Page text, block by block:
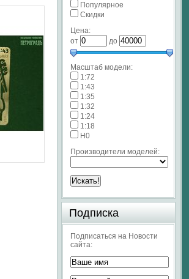
Популярное
Скидки
Цена:
от
до
Масштаб модели:
1:72
1:43
1:35
1:32
1:24
1:18
H0
Производители моделей:
Подписка
Подписаться на Новости
сайта: